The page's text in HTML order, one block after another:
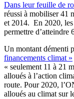
Dans leur feuille de
réussi à mobiliser 41
et 2014. En 2020, les
permettre d’atteindre
Un montant démenti
financements climat »
« seulement 11 à 21
alloués à l’action
route. Pour 2020,
alloués au climat sur